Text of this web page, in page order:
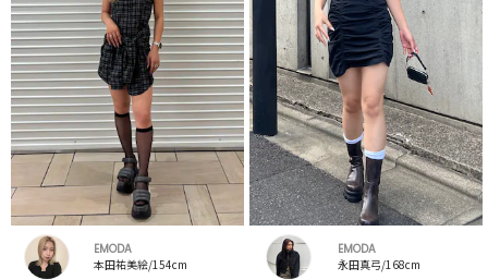
EMODA
本田祐美絵/154cm
EMODA
永田真弓/168cm